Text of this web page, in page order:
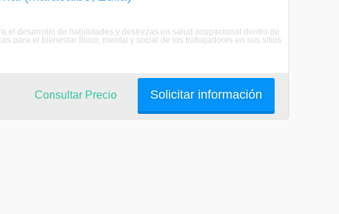
el desarrollo de habilidades y destrezas en salud ocupacional dentro de
para el bienestar físico, mental y social de los trabajadores en sus sitios
Solicitar información
Consultar Precio